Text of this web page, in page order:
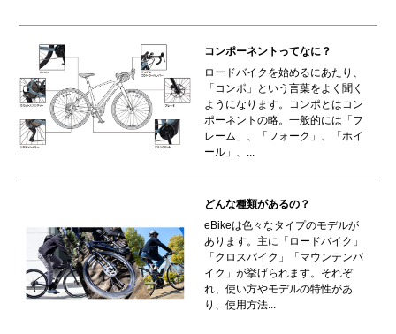
コンポーネントってなに？
ロードバイクを始めるにあたり、
「コンポ」という言葉をよく聞く
ようになります。コンポとはコン
ポーネントの略。一般的には「フ
レーム」、「フォーク」、「ホイ
ール」、...
どんな種類があるの？
eBikeは色々なタイプのモデルが
あります。主に「ロードバイク」
「クロスバイク」「マウンテンバ
イク」が挙げられます。それぞ
れ、使い方やモデルの特性があ
り、使用方法...